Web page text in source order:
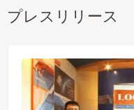
プレスリリース